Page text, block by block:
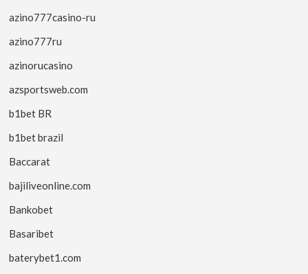
azino777casino-ru
azino777ru
azinorucasino
azsportsweb.com
b1bet BR
b1bet brazil
Baccarat
bajiliveonline.com
Bankobet
Basaribet
baterybet1.com